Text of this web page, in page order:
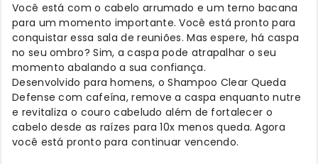
Você está com o cabelo arrumado e um terno bacana
para um momento importante. Você está pronto para
conquistar essa sala de reuniões. Mas espere, há caspa
no seu ombro? Sim, a caspa pode atrapalhar o seu
momento abalando a sua confiança.
Desenvolvido para homens, o Shampoo Clear Queda
Defense com cafeína, remove a caspa enquanto nutre
e revitaliza o couro cabeludo além de fortalecer o
cabelo desde as raízes para 10x menos queda. Agora
você está pronto para continuar vencendo.